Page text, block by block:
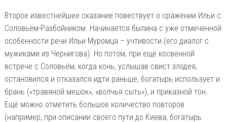
Второе известнейшее сказание повествует о сражении Ильи с
Соловьём-Разбойником. Начинается былина с уже отмеченной
особенности речи Ильи Муромца – учтивости (его диалог с
мужиками из Чернигова). Но потом, при ещё косвенной
встрече с Соловьём, когда конь, услышав свист злодея,
остановился и отказался идти раньше, богатырь использует и
брань («травяной мешок», «волчья сыть»), и приказной тон.
Ещё можно отметить большое количество повторов
(например, при описании своего пути до Киева, богатырь